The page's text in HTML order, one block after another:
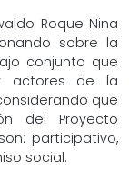
Roque Nina
sobre la
conjunto que
actores de la
que
del Proyecto
participativo,
social.